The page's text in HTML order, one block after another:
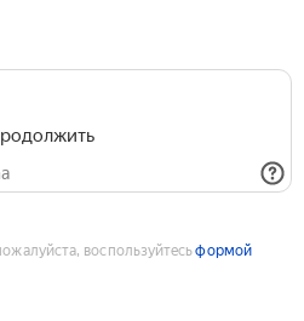
воспользуйтесьформой